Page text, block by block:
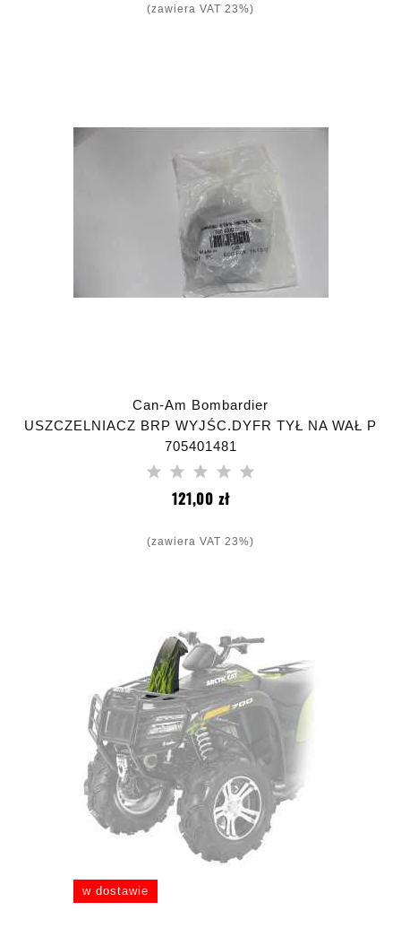
(zawiera VAT 23%)
Can-Am Bombardier
USZCZELNIACZ BRP WYJŚC.DYFR TYŁ NA WAŁ P
705401481
121,00 złCena
(zawiera VAT 23%)
w dostawie